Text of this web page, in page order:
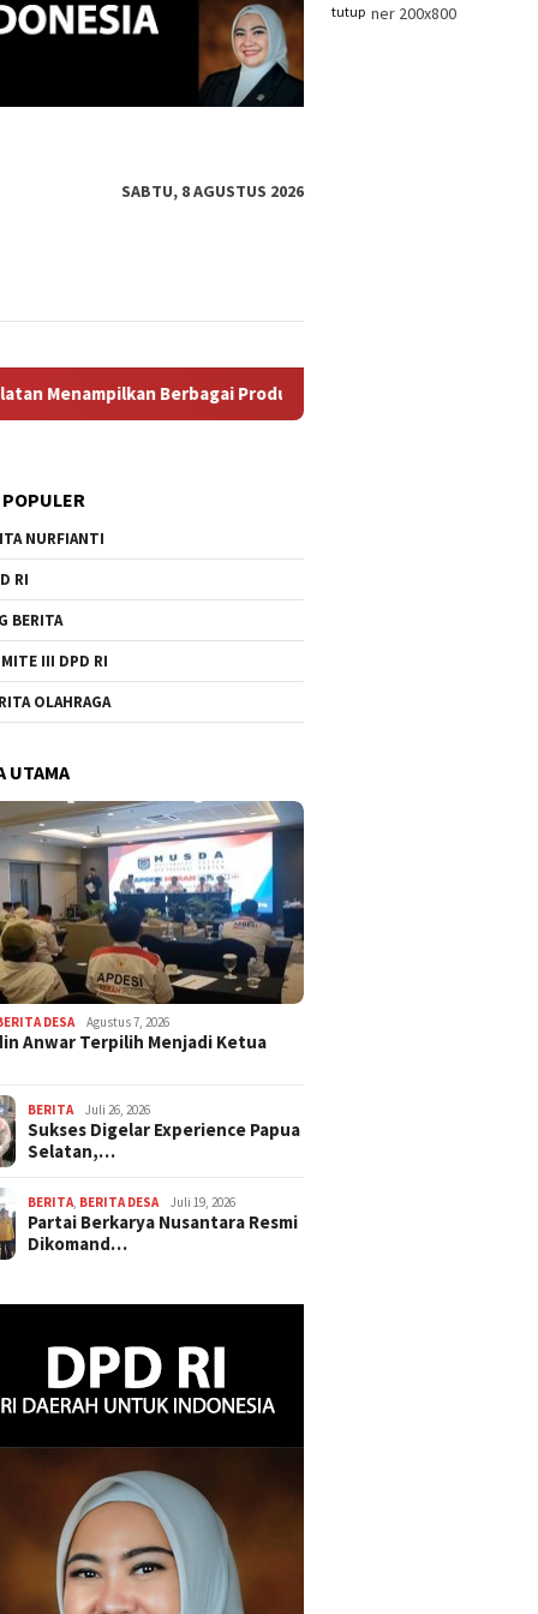
tutup
SABTU, 8 AGUSTUS 2026
Produk Unggulan, Mulai Dari Hasil Perikanan,
NURFIANTI
RI
BERITA
III DPD RI
OLAHRAGA
UTAMA
DESA Agustus 7, 2026
Anwar Terpilih Menjadi Ketua
BERITA Juli 26, 2026
Sukses Digelar Experience Papua
Selatan,…
BERITA, BERITA DESA Juli 19, 2026
Partai Berkarya Nusantara Resmi
Dikomand…